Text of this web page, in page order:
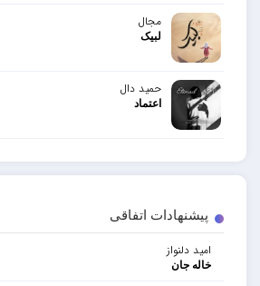
پیشنهادات اتفاقی
امید دلنواز
خاله جان
مجال
لبیک
حمید دال
اعتماد